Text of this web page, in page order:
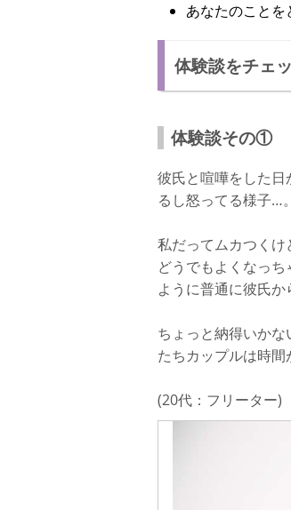
あなたのことを
体験談をチェ
体験談その①
彼氏と喧嘩をした
るし怒ってる様子…。
私だってムカつく
どうでもよくなっ
ように普通に彼氏
ちょっと納得いか
たちカップルは時間
(20代：フリーター)